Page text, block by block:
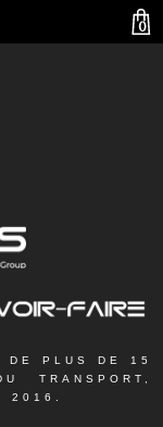
DE PLUS DE 15
TRANSPORT,
2016.
0